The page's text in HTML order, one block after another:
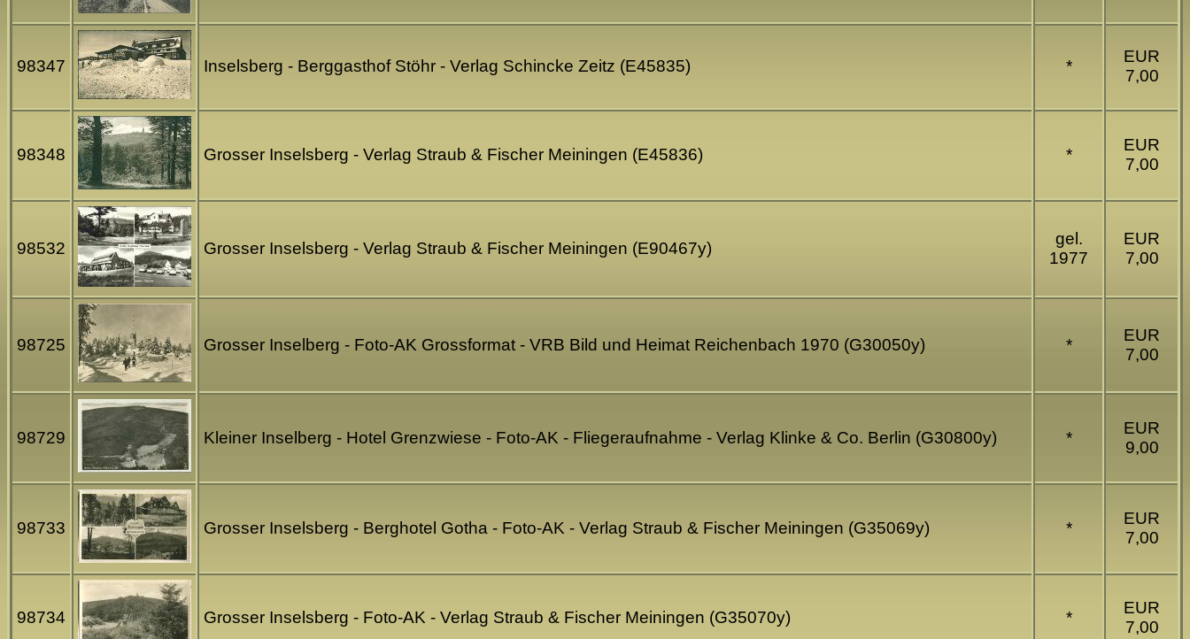
98347 Inselsberg - Berggasthof Stöhr - Verlag Schincke Zeitz (E45835) *
EUR
7,00
98348 Grosser Inselsberg - Verlag Straub & Fischer Meiningen (E45836) *
EUR
7,00
98532 Grosser Inselsberg - Verlag Straub & Fischer Meiningen (E90467y)
gel.
1977
EUR
7,00
98725 Grosser Inselberg - Foto-AK Grossformat - VRB Bild und Heimat Reichenbach 1970 (G30050y) *
EUR
7,00
98729 Kleiner Inselberg - Hotel Grenzwiese - Foto-AK - Fliegeraufnahme - Verlag Klinke & Co. Berlin (G30800y) *
EUR
9,00
98733 Grosser Inselsberg - Berghotel Gotha - Foto-AK - Verlag Straub & Fischer Meiningen (G35069y) *
EUR
7,00
98734 Grosser Inselsberg - Foto-AK - Verlag Straub & Fischer Meiningen (G35070y) *
EUR
7,00